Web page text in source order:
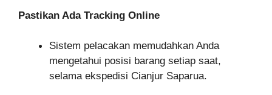
Pastikan Ada Tracking Online
Sistem pelacakan memudahkan Anda
mengetahui posisi barang setiap saat,
selama ekspedisi Cianjur Saparua.